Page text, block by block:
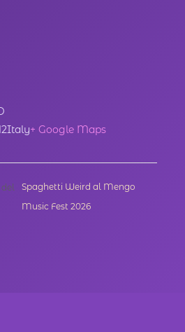
Italy+ Google Maps
Spaghetti Weird al Mengo
Music Fest 2026